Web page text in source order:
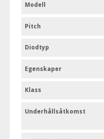
Modell
Pitch
Diodtyp
Egenskaper
Klass
Underhållsåtkomst